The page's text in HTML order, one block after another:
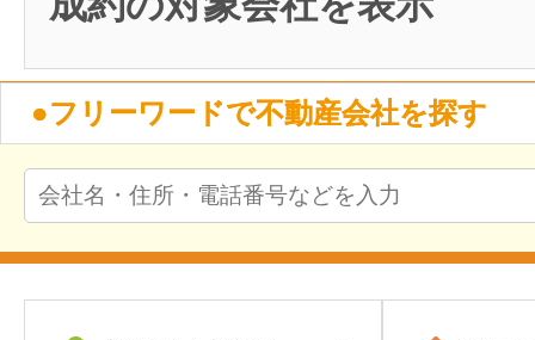
●フリーワードで不動産会社を探す